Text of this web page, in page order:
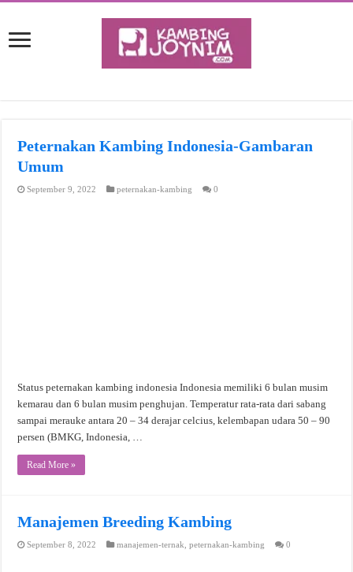
Peternakan Kambing Indonesia-Gambaran
Umum
September 9, 2022 peternakan-kambing 0
Status peternakan kambing indonesia Indonesia memiliki 6 bulan musim
kemarau dan 6 bulan musim penghujan. Temperatur rata-rata dari sabang
sampai merauke antara 20 – 34 derajar celcius, kelembapan udara 50 – 90
persen (BMKG, Indonesia, …
Read More »
Manajemen Breeding Kambing
September 8, 2022 manajemen-ternak ,peternakan-kambing 0